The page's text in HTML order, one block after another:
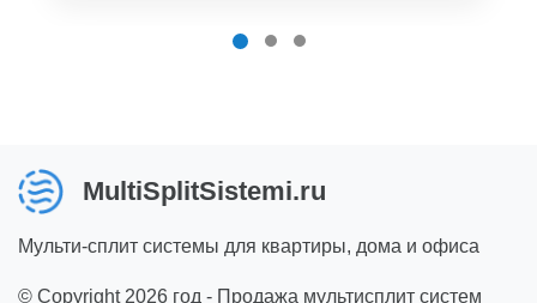
MultiSplitSistemi.ru
Мульти-сплит системы для квартиры, дома и офиса
© Copyright 2026 год - Продажа мультисплит систем